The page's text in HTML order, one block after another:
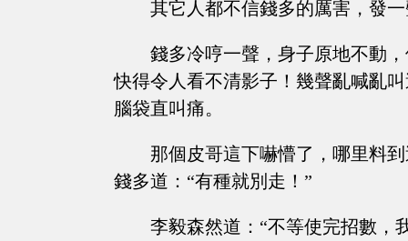
其它人都不信錢多的厲害，發
錢多冷哼一聲，身子原地不動
快得令人看不清影子！幾聲亂喊亂
腦袋直叫痛。
那個皮哥這下嚇懵了，哪里料
錢多道：“有種就別走！”
李毅森然道：“不等使完招數，